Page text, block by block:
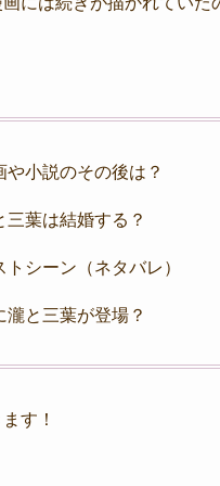
や小説のその後は？
三葉は結婚する？
トシーン（ネタバレ）
瀧と三葉が登場？
す！